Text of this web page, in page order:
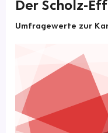
Der Scholz-
Umfragewerte zur